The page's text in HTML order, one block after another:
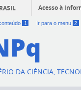
Acesso à
1 Ir para o menu 2
DA CIÊNCIA,